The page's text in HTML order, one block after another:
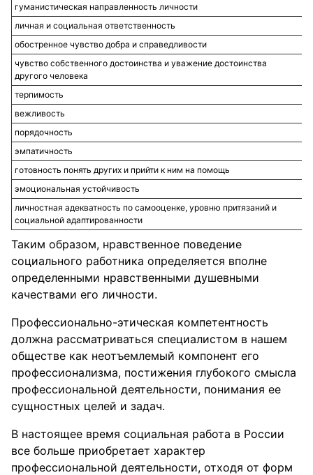
гуманистическая направленность личности
личная и социальная ответственность
обостренное чувство добра и справедливости
чувство собственного достоинства и уважение достоинства
другого человека
терпимость
вежливость
порядочность
эмпатичность
готовность понять других и прийти к ним на помощь
эмоциональная устойчивость
личностная адекватность по самооценке, уровню притязаний и
социальной адаптированности
Таким образом, нравственное поведение
социального работника определяется вполне
определенными нравственными душевными
качествами его личности.
Профессионально-этическая компетентность
должна рассматриваться специалистом в нашем
обществе как неотъемлемый компонент его
профессионализма, постижения глубокого смысла
профессиональной деятельности, понимания ее
сущностных целей и задач.
В настоящее время социальная работа в России
все больше приобретает характер
профессиональной деятельности, отходя от форм